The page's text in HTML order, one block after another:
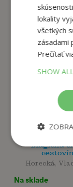
Magická
Horecká,
Na sklade
lokality
všetkých
zásadami
Prečítať
SHOW